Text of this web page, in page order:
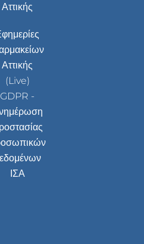
Αττικής
Αττικής
(Live)
GDPR -
ΙΣΑ